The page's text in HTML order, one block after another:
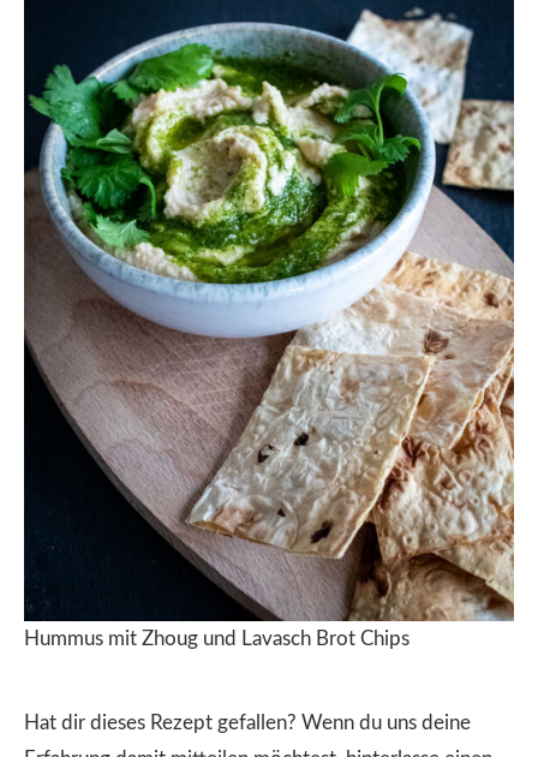
Hummus mit Zhoug und Lavasch Brot Chips
Hat dir dieses Rezept gefallen? Wenn du uns deine